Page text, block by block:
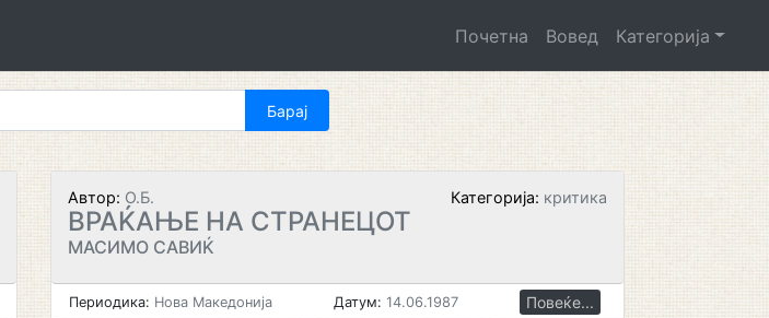
Почетна Вовед Категорија
Автор: О.Б. Категорија: критика
ВРАЌАЊЕ НА СТРАНЕЦОТ
МАСИМО САВИЌ
Периодика: Нова Македонија Датум: 14.06.1987 Повеќе...